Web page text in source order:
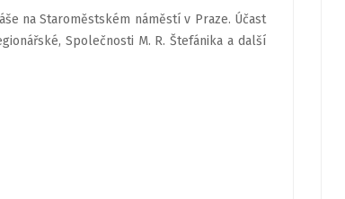
na Staroměstském náměstí v Praze. Účast
Společnosti M. R. Štefánika a další